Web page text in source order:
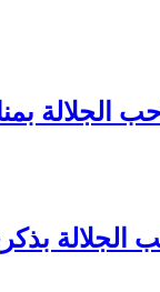
الجلالة